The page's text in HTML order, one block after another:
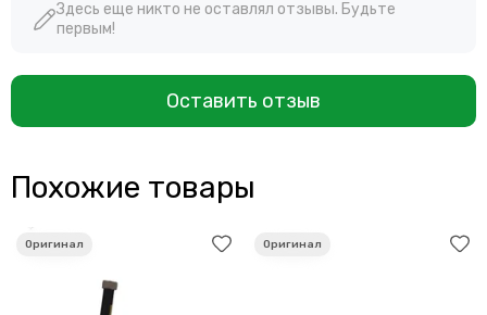
Здесь еще никто не оставлял отзывы. Будьте
первым!
Оставить отзыв
Похожие товары